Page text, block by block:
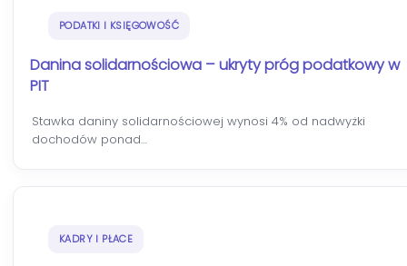
PODATKI I KSIĘGOWOŚĆ
Danina solidarnościowa – ukryty próg podatkowy w
PIT
Stawka daniny solidarnościowej wynosi 4% od nadwyżki
dochodów ponad…
KADRY I PŁACE